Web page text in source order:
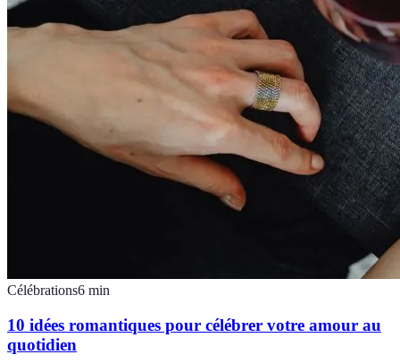
Célébrations6 min
10 idées romantiques pour célébrer votre amour au
quotidien